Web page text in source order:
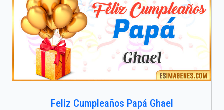
Feliz Cumpleaños Papá Ghael